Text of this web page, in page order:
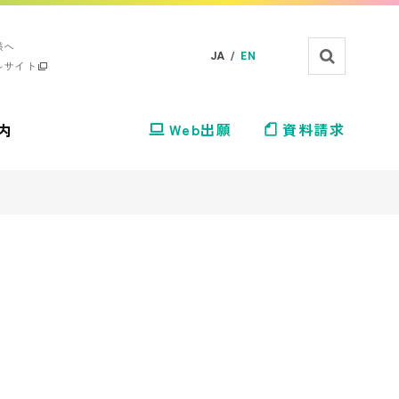
イト
JA / EN
Web出願 資料請求